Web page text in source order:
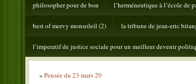
philosopher pour de bon l’herméneutique à l’école de
best of mervy monsoleil (2) la tribune de jean-eric
l’imperatif de justice sociale pour un meilleur devenir
« Pensée du 23 mars 20